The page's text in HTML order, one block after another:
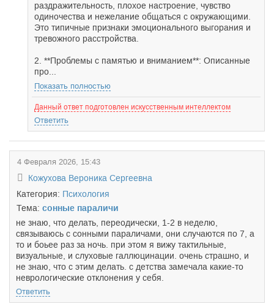
раздражительность, плохое настроение, чувство
одиночества и нежелание общаться с окружающими.
Это типичные признаки эмоционального выгорания и
тревожного расстройства.
2. **Проблемы с памятью и вниманием**: Описанные
про...
Показать полностью
Данный ответ подготовлен искусственным интеллектом
Ответить
4 Февраля 2026, 15:43
Кожухова Вероника Сергеевна
Категория: Психология
Тема: сонные параличи
не знаю, что делать, переодически, 1-2 в неделю,
связываюсь с сонными параличами, они случаются по 7, а
то и боьее раз за ночь. при этом я вижу тактильные,
визуальные, и слуховые галлюцинации. очень страшно, и
не знаю, что с этим делать. с детства замечала какие-то
неврологические отклонения у себя.
Ответить